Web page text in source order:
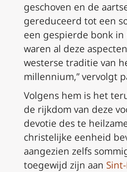
geschoven en de
gereduceerd tot een
een gespierde bonk in
waren al deze
westerse traditie van
millennium,” vervolgt
Volgens hem is het
de rijkdom van deze
devotie des te
christelijke eenheid
aangezien zelfs
toegewijd zijn aan